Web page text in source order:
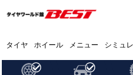
タイヤ ホイール メニュー シミュ